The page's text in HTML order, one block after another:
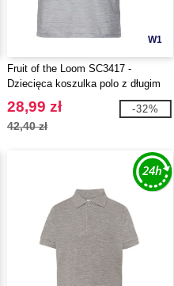
W1
Fruit of the Loom SC3417 -
Dziecięca koszulka polo z długim
rękawem
28,99 zł
42,40 zł
-32%